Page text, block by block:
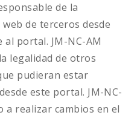
de la
de terceros desde
al portal. JM-NC-AM
legalidad de otros
pudieran estar
este portal. JM-NC-
a realizar cambios en el